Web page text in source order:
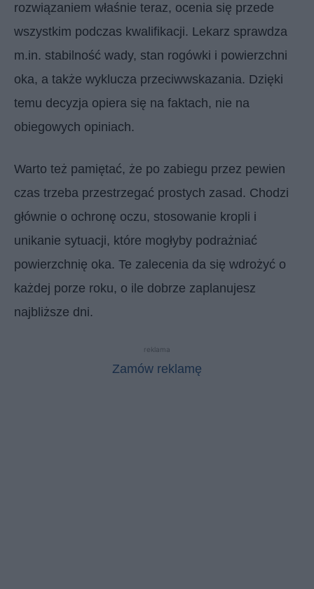
rozwiązaniem właśnie teraz, ocenia się przede
wszystkim podczas kwalifikacji. Lekarz sprawdza
m.in. stabilność wady, stan rogówki i powierzchni
oka, a także wyklucza przeciwwskazania. Dzięki
temu decyzja opiera się na faktach, nie na
obiegowych opiniach.
Warto też pamiętać, że po zabiegu przez pewien
czas trzeba przestrzegać prostych zasad. Chodzi
głównie o ochronę oczu, stosowanie kropli i
unikanie sytuacji, które mogłyby podrażniać
powierzchnię oka. Te zalecenia da się wdrożyć o
każdej porze roku, o ile dobrze zaplanujesz
najbliższe dni.
reklama
Zamów reklamę